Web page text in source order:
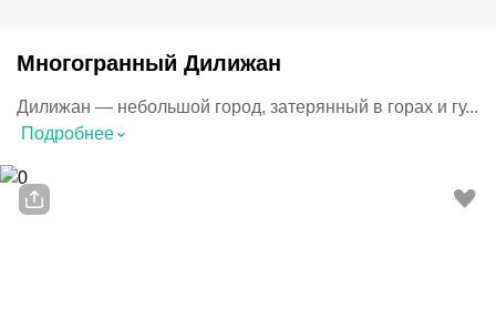
Многогранный Дилижан
Дилижан — небольшой город, затерянный в горах и гу...
Подробнее⌃